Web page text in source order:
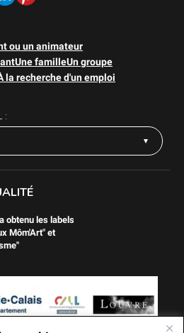
ou un animateur
Une familleUn groupe
la recherche d'un emploi
:
obtenu les labels
Môm'Art" et